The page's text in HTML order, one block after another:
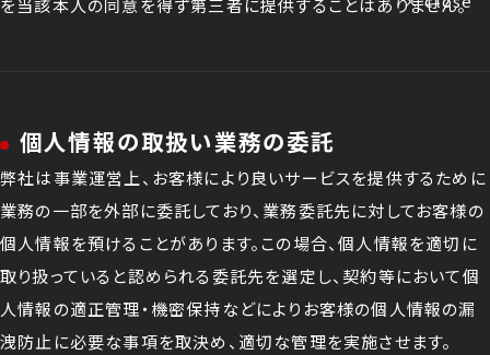
を当該本人の同意を得ず第三者に提供することはありません。
個人情報の取扱い業務の委託
弊社は事業運営上、お客様により良いサービスを提供するために
業務の一部を外部に委託しており、業務委託先に対してお客様の
個人情報を預けることがあります。この場合、個人情報を適切に
取り扱っていると認められる委託先を選定し、契約等において個
人情報の適正管理・機密保持などによりお客様の個人情報の漏
洩防止に必要な事項を取決め、適切な管理を実施させます。